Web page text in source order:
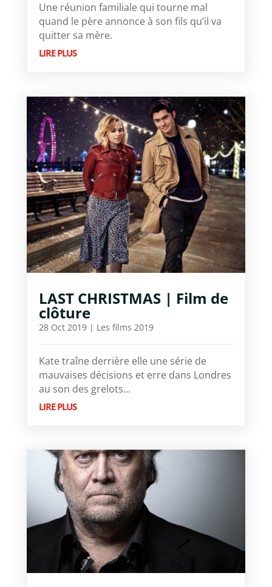
Une réunion familiale qui tourne mal
quand le père annonce à son fils qu’il va
quitter sa mère.
LIRE PLUS
LAST CHRISTMAS | Film de
clôture
28 Oct 2019| Les films 2019
Kate traîne derrière elle une série de
mauvaises décisions et erre dans Londres
au son des grelots…
LIRE PLUS